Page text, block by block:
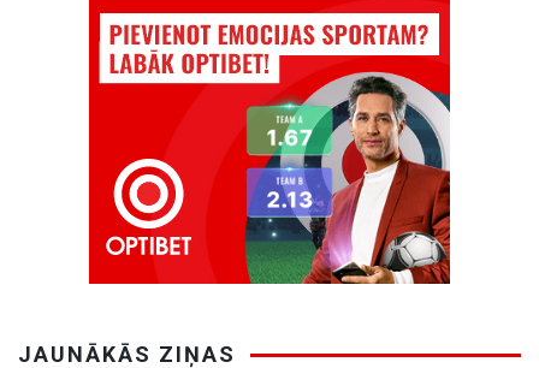
JAUNĀKĀS ZIŅAS